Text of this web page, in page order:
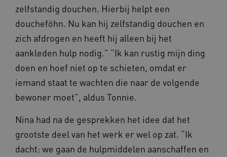
zelfstandig douchen. Hierbij helpt een
doucheföhn. Nu kan hij zelfstandig douchen en
zich afdrogen en heeft hij alleen bij het
aankleden hulp nodig.” “Ik kan rustig mijn ding
doen en hoef niet op te schieten, omdat er
iemand staat te wachten die naar de volgende
bewoner moet”, aldus Tonnie.
Nina had na de gesprekken het idee dat het
grootste deel van het werk er wel op zat. “Ik
dacht: we gaan de hulpmiddelen aanschaffen en
CookieScriptConsent
CookieScript
www.kennispleingehandicaptensector.nl
AWSALBCORS
Amazon.com Inc.
vilans.blueconic.net
AWSALBCORS
Amazon.com Inc.